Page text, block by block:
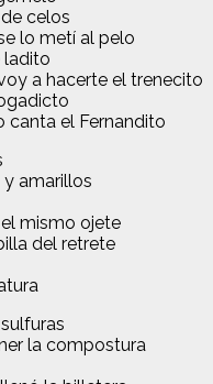
celos
lo metí al pelo
ladito
a hacerte el trenecito
canta el Fernandito
amarillos
mismo ojete
del retrete
la compostura